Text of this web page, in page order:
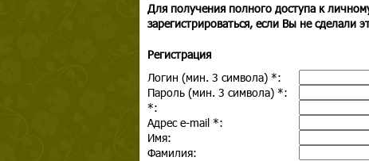
Для получения полного доступа к
зарегистрироваться, если Вы не сделали
Регистрация
Логин (мин. 3 символа) *:
Пароль (мин. 3 символа) *:
*:
Адрес e-mail *:
Имя:
Фамилия: